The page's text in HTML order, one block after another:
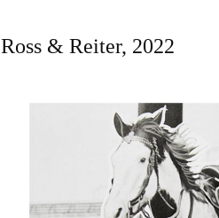
Ross & Reiter, 2022